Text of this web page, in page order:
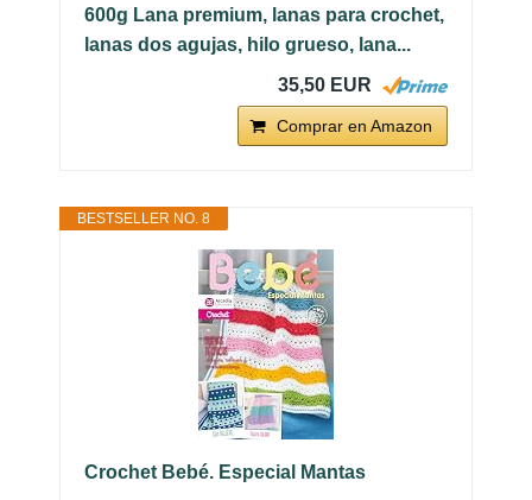
600g Lana premium, lanas para crochet,
lanas dos agujas, hilo grueso, lana...
35,50 EUR
Comprar en Amazon
BESTSELLER NO. 8
Crochet Bebé. Especial Mantas